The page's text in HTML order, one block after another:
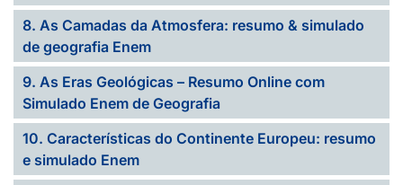
8. As Camadas da Atmosfera: resumo & simulado
de geografia Enem
9. As Eras Geológicas – Resumo Online com
Simulado Enem de Geografia
10. Características do Continente Europeu: resumo
e simulado Enem